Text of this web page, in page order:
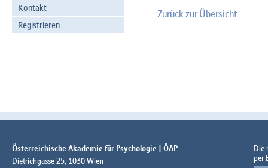
Kontakt
Registrieren
Zurück zur Übersicht
Österreichische Akademie für Psychologie | ÖAP
Dietrichgasse 25, 1030 Wien
Die
per